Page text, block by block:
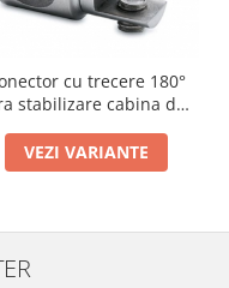
cu trecere 180°
stabilizare cabina dus
VEZI VARIANTE